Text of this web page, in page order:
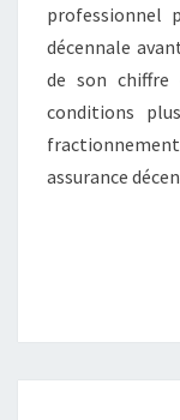
professionnel
décennale
de son chiffre
conditions
assurance